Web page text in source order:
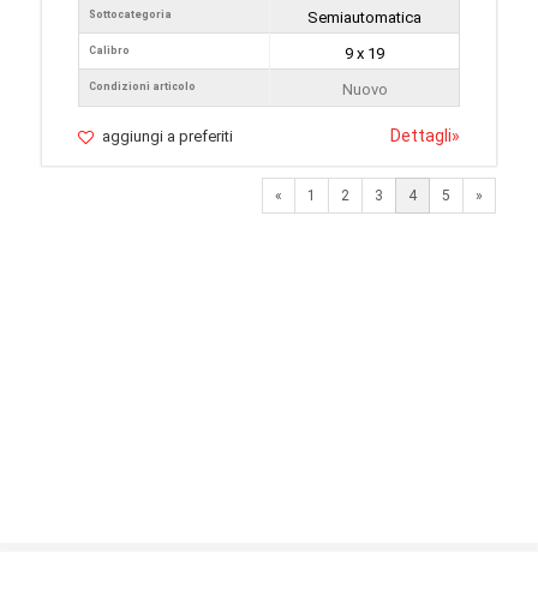
Sottocategoria
Calibro
Condizioni articolo
Semiautomatica
9 x 19
Nuovo
aggiungi a preferiti Dettagli»
« Previous
1 2 3 4 5 »